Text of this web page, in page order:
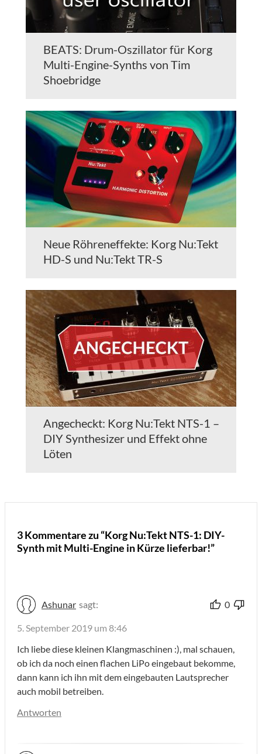
BEATS: Drum-Oszillator für Korg
Multi-Engine-Synths von Tim
Shoebridge
Neue Röhreneffekte: Korg Nu:Tekt
HD-S und Nu:Tekt TR-S
Angecheckt: Korg Nu:Tekt NTS-1 –
DIY Synthesizer und Effekt ohne
Löten
3 Kommentare zu “Korg Nu:Tekt NTS-1: DIY-
Synth mit Multi-Engine in Kürze lieferbar!”
Ashunar sagt: 0
5. September 2019 um 8:46
Ich liebe diese kleinen Klangmaschinen :), mal schauen,
ob ich da noch einen flachen LiPo eingebaut bekomme,
dann kann ich ihn mit dem eingebauten Lautsprecher
auch mobil betreiben.
Antworten